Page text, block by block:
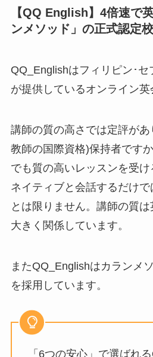
【QQ English】4倍速で
ンメソッド」の正式認定校
QQ_Englishはフィリピン･
が提供しているオンライン英
講師の質の高さでは定評があ
教師の国際資格)保持者です
でも質の高いレッスンを受け
ネイティブと会話するだけ
とは限りません。講師の質
大きく関係しています。
またQQ_Englishはカランメ
を採用 しています。
「6つの安心」で選ばれ